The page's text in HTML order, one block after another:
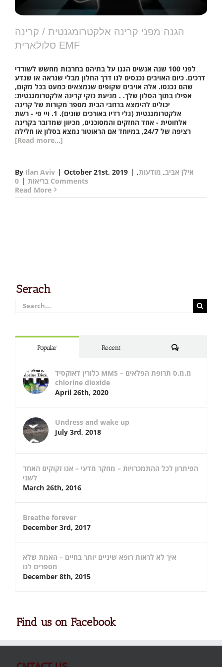
הגנה מפני קרינה אלקטרומגנטית / קרינה
סלולארית EMF
לפני 100 שנה אנשים הגנו על בתיהם בחרבות מחשש לשודדי
דרכים. כיום האויבים נכנסים לנו דרך החלון מבלי שנראה או שנדע
שהם נכנסו. אלה אויבים שקופים שנמצאים כמעט בכל מקום,
אפילו בתוך הסלון שלך. . מניעת נזקי קרינה אלקטרומגנטית:
יכולים להימצא ברחבי הבית מספר מקורות של קרינה
אלקטרומגנטית (גלי רדיו באורכים שונים). 1. ויי פי - רשת
אלחוטית - אחד החזקים והמסוכנים, מכיוון שמדובר בקרינה
רציפה של 24/7, במיוחד אם הראוטור נמצא בסלון או חלילה
[Read more...]
By Ilan Aviv | October 21st, 2019 | אילן אביב, מודעות,
בריאות |
0 Comments
Read More
Serach
Search
for:
Popular Recent Comments
כלורין דאוקסיד MMS – מ.מ.ס תרופת הפלאים
chlorine dioxide
April 26th, 2020
Undress and wake up
July 3rd, 2018
הפיתרון לכל ההתמכרויות – מחקר מדעי – אנו זקוקים האחד
לשני
March 26th, 2016
Breathe forever
December 3rd, 2017
איך לא לראות רופא שיניים יותר בחיים – האמת שלא
מספרים לנו
December 8th, 2015
Find us on Facebook